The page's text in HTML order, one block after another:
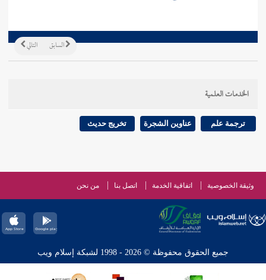
التالي السابق
الخدمات العلمية
ترجمة علم عناوين الشجرة تخريج حديث
وثيقة الخصوصية اتفاقية الخدمة اتصل بنا من نحن
جميع الحقوق محفوظة © 2026 - 1998 لشبكة إسلام ويب